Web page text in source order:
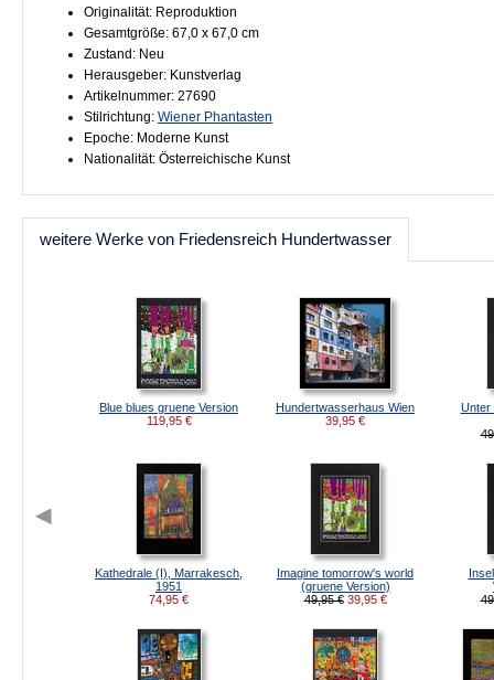
Originalität: Reproduktion
Gesamtgröße: 67,0 x 67,0 cm
Zustand: Neu
Herausgeber: Kunstverlag
Artikelnummer: 27690
Stilrichtung: Wiener Phantasten
Epoche: Moderne Kunst
Nationalität: Österreichische Kunst
weitere Werke von Friedensreich Hundertwasser
Blue blues gruene Version
119,95 €
Hundertwasserhaus Wien
39,95 €
Unter
Kathedrale (I), Marrakesch,
1951
74,95 €
Imagine tomorrow's world
(gruene Version)
49,95 € 39,95 €